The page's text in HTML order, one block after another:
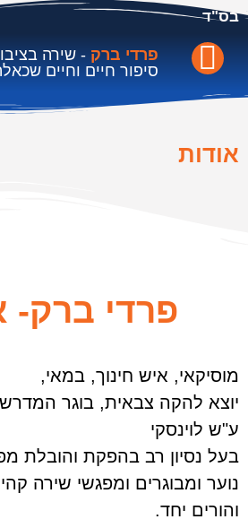
בס"ד
פרדי ברק - שירה
סיפור חיים וחיים
אודות
פרדי ברק-
מוסיקאי, איש חינוך, במאי,
יוצא להקה צבאית, בוגר
ע"ש לוינסקי
בעל נסיון רב בהפקת והובלת
נוער ומבוגרים ומפגשי שירה
והורים יחד.